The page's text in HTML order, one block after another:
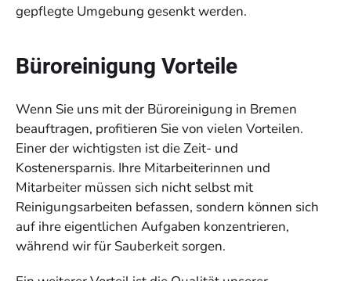
gepflegte Umgebung gesenkt werden.
Büroreinigung Vorteile
Wenn Sie uns mit der Büroreinigung in Bremen
beauftragen, profitieren Sie von vielen Vorteilen.
Einer der wichtigsten ist die Zeit- und
Kostenersparnis. Ihre Mitarbeiterinnen und
Mitarbeiter müssen sich nicht selbst mit
Reinigungsarbeiten befassen, sondern können sich
auf ihre eigentlichen Aufgaben konzentrieren,
während wir für Sauberkeit sorgen.